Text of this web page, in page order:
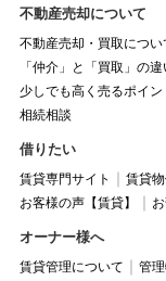
不動産売却について
不動産売却・買取につい
「仲介」と「買取」の違
少しでも高く売るポイン
相続相談
借りたい
賃貸専門サイト 賃貸
お客様の声【賃貸】
オーナー様へ
賃貸管理について 管